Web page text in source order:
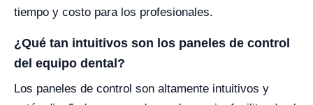
tiempo y costo para los profesionales.
¿Qué tan intuitivos son los paneles de control
del equipo dental?
Los paneles de control son altamente intuitivos y